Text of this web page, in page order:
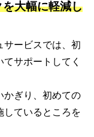
大幅に軽減し
サービスでは、初
サポートしてく
かぎり、初めての
しているところを